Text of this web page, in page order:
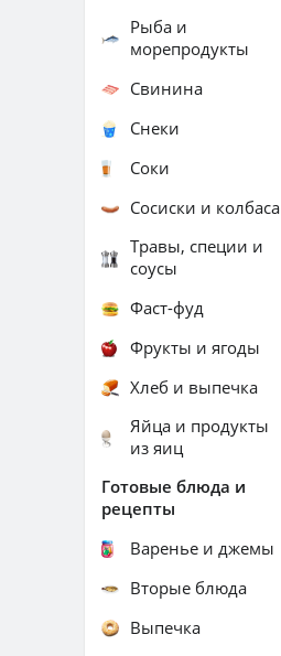
Рыба и
морепродукты
Свинина
Снеки
Соки
Сосиски и колбаса
Травы, специи и
соусы
Фаст-фуд
Фрукты и ягоды
Хлеб и выпечка
Яйца и продукты
из яиц
Готовые блюда и
рецепты
Варенье и джемы
Вторые блюда
Выпечка